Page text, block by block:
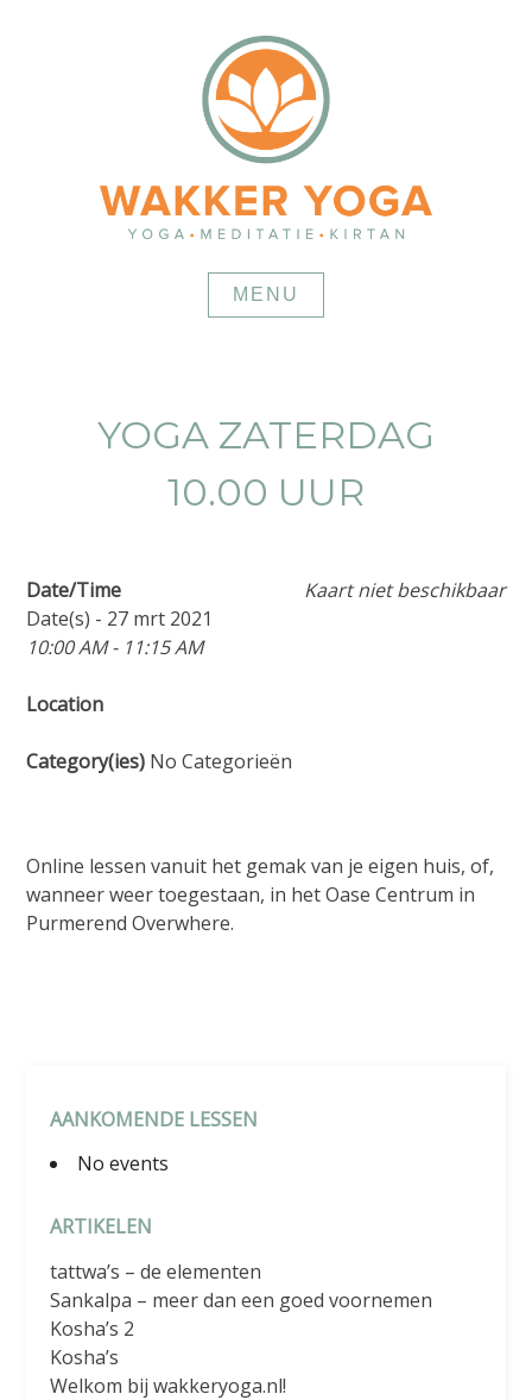
MENU
YOGA ZATERDAG
10.00 UUR
Kaart niet beschikbaar
Date/Time
Date(s) - 27 mrt 2021
10:00 AM - 11:15 AM
Location
Category(ies) No Categorieën
Online lessen vanuit het gemak van je eigen huis, of,
wanneer weer toegestaan, in het Oase Centrum in
Purmerend Overwhere.
AANKOMENDE LESSEN
No events
ARTIKELEN
tattwa’s – de elementen
Sankalpa – meer dan een goed voornemen
Kosha’s 2
Kosha’s
Welkom bij wakkeryoga.nl!